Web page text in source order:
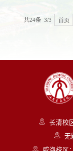
共24条 3/3 首页
长清校
无